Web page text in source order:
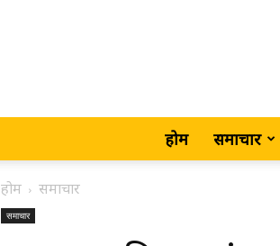
होम समाचार
होम समाचार
समाचार